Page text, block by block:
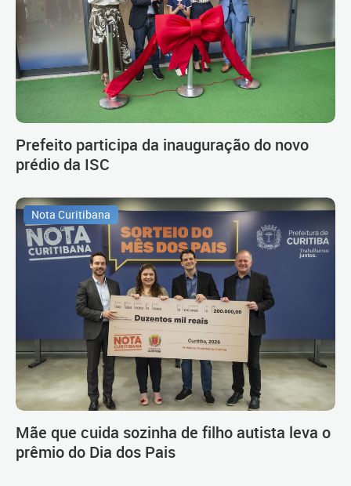
Prefeito participa da inauguração do novo
prédio da ISC
Nota Curitibana
Mãe que cuida sozinha de filho autista leva o
prêmio do Dia dos Pais